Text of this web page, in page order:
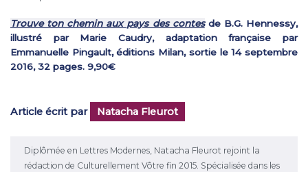
Trouve ton chemin aux pays des contes de B.G. Hennessy,
illustré par Marie Caudry, adaptation française par
Emmanuelle Pingault, éditions Milan, sortie le 14 septembre
2016, 32 pages. 9,90€
Article écrit par Natacha Fleurot
Diplômée en Lettres Modernes, Natacha Fleurot rejoint la
rédaction de Culturellement Vôtre fin 2015. Spécialisée dans les